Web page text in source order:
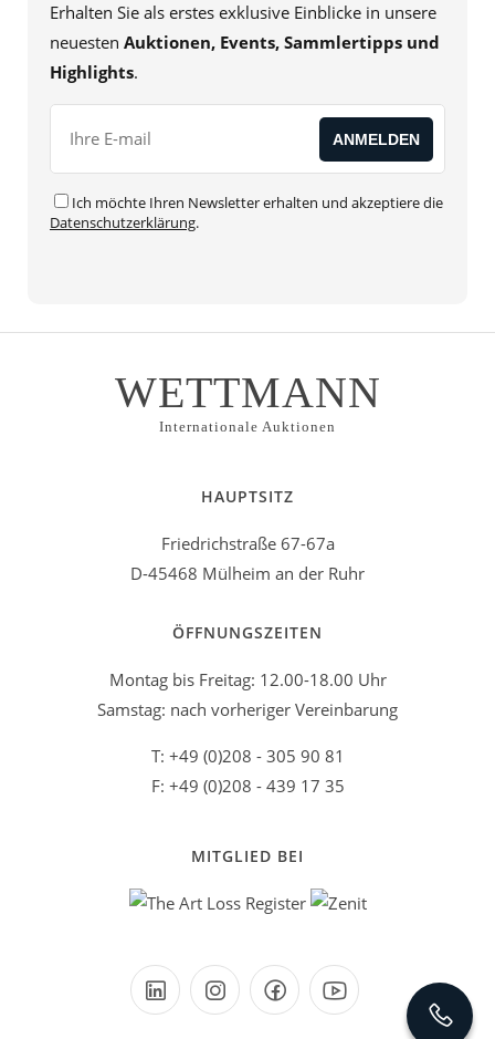
Erhalten Sie als erstes exklusive Einblicke in unsere
neuesten Auktionen, Events, Sammlertipps und
Highlights.
Ich möchte Ihren Newsletter erhalten und akzeptiere die
Datenschutzerklärung.
WETTMANN
Internationale Auktionen
HAUPTSITZ
Friedrichstraße 67-67a
D-45468 Mülheim an der Ruhr
ÖFFNUNGSZEITEN
Montag bis Freitag: 12.00-18.00 Uhr
Samstag: nach vorheriger Vereinbarung
T: +49 (0)208 - 305 90 81
F: +49 (0)208 - 439 17 35
MITGLIED BEI